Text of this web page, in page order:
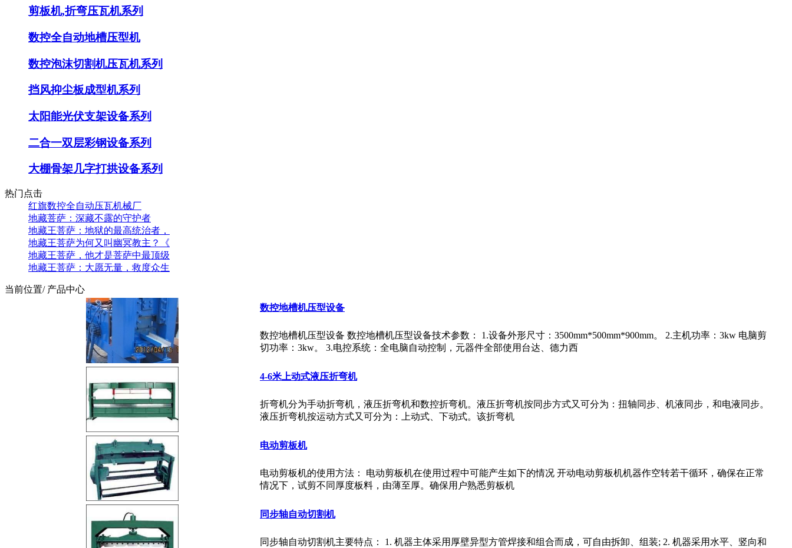
剪板机,折弯压瓦机系列
数控全自动地槽压型机
数控泡沫切割机压瓦机系列
挡风抑尘板成型机系列
太阳能光伏支架设备系列
二合一双层彩钢设备系列
大棚骨架几字打拱设备系列
热门点击
红旗数控全自动压瓦机械厂
地藏菩萨：深藏不露的守护者
地藏王菩萨：地狱的最高统治者，
地藏王菩萨为何又叫幽冥教主？《
地藏王菩萨，他才是菩萨中最顶级
地藏王菩萨：大愿无量，救度众生
当前位置/ 产品中心
数控地槽机压型设备
数控地槽机压型设备 数控地槽机压型设备技术参数： 1.设备外形尺寸：3500mm*500mm*900mm。 2.主机功率：3kw 电脑剪
切功率：3kw。 3.电控系统：全电脑自动控制，元器件全部使用台达、德力西
4-6米上动式液压折弯机
折弯机分为手动折弯机，液压折弯机和数控折弯机。液压折弯机按同步方式又可分为：扭轴同步、机液同步，和电液同步。
液压折弯机按运动方式又可分为：上动式、下动式。该折弯机
电动剪板机
电动剪板机的使用方法： 电动剪板机在使用过程中可能产生如下的情况 开动电动剪板机机器作空转若干循环，确保在正常
情况下，试剪不同厚度板料，由薄至厚。确保用户熟悉剪板机
同步轴自动切割机
同步轴自动切割机主要特点： 1. 机器主体采用厚壁异型方管焊接和组合而成，可自由拆卸、组装; 2. 机器采用水平、竖向和